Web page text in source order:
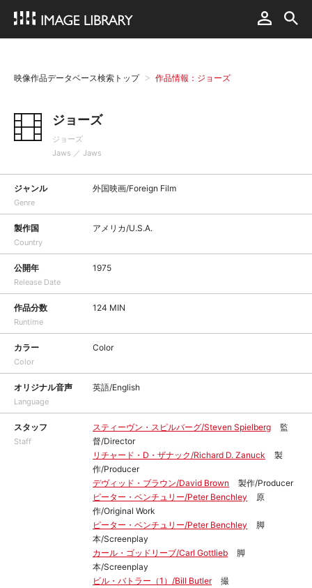
映像作品データベース検索トップ 作品情報：ジョーズ
ジョーズ
ジョーズ
Jaws ／ Jaws
ジャンル
Genre
外国映画/Foreign Film
製作国
Country
アメリカ/U.S.A.
公開年
Release Date
1975
作品分数
Runtime
124 MIN
カラー
Color
Color
オリジナル音声
Language
英語/English
スタッフ
Staff
スティーヴン・スピルバーグ/Steven Spielberg
監
督/Director
リチャード・D・ザナック/Richard D. Zanuck
製
作/Producer
デヴィッド・ブラウン/David Brown
製作/Producer
ピーター・ベンチュリー/Peter Benchley
原
作/Original Work
ピーター・ベンチュリー/Peter Benchley
脚
本/Screenplay
カール・ゴッドリーブ/Carl Gottlieb
脚
本/Screenplay
ビル・バトラー（1）/Bill Butler
撮